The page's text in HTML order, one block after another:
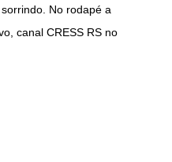
No rodapé a
canal CRESS RS no